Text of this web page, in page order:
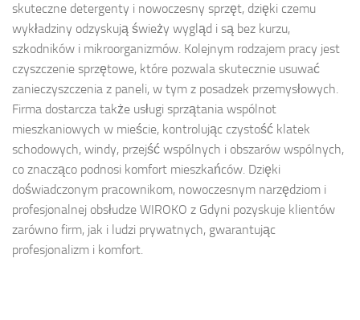
skuteczne detergenty i nowoczesny sprzęt, dzięki czemu
wykładziny odzyskują świeży wygląd i są bez kurzu,
szkodników i mikroorganizmów. Kolejnym rodzajem pracy jest
czyszczenie sprzętowe, które pozwala skutecznie usuwać
zanieczyszczenia z paneli, w tym z posadzek przemysłowych.
Firma dostarcza także usługi sprzątania wspólnot
mieszkaniowych w mieście, kontrolując czystość klatek
schodowych, windy, przejść wspólnych i obszarów wspólnych,
co znacząco podnosi komfort mieszkańców. Dzięki
doświadczonym pracownikom, nowoczesnym narzędziom i
profesjonalnej obsłudze WIROKO z Gdyni pozyskuje klientów
zarówno firm, jak i ludzi prywatnych, gwarantując
profesjonalizm i komfort.